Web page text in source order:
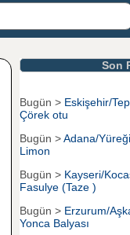
Son
Bugün > Eskişehir/
Çörek otu
Bugün >Adana/
Limon
Bugün > Kayseri/
Fasulye (Taze )
Bugün > Erzurum/
Yonca Balyası